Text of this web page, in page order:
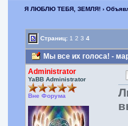
Я ЛЮБЛЮ ТЕБЯ, ЗЕМЛЯ! ›
Страниц: 1 2 3 4
Мы все их голоса! -
Administrator
YaBB Administrator
Вне Форума